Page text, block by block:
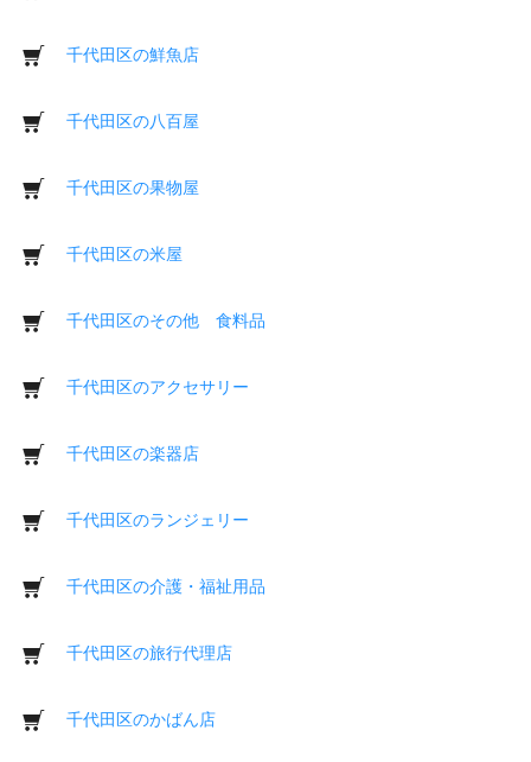
千代田区の鮮魚店
千代田区の八百屋
千代田区の果物屋
千代田区の米屋
千代田区のその他 食料品
千代田区のアクセサリー
千代田区の楽器店
千代田区のランジェリー
千代田区の介護・福祉用品
千代田区の旅行代理店
千代田区のかばん店